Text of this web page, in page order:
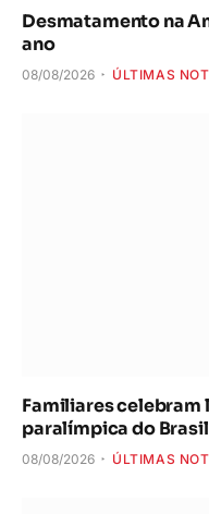
Desmatamento na
ano
08/08/2026 ÚLTIMAS
Familiares celebram
paralímpica do Brasil
08/08/2026 ÚLTIMAS